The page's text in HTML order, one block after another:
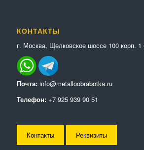
КОНТАКТЫ
г. Москва, Щелковское шоссе 100 корп.
Почта: info@metalloobrabotka.ru
Телефон: +7 925 939 90 51
Контакты Реквизиты